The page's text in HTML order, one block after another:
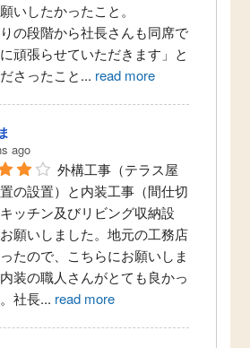
いしたかったこと。
の段階から社長さんも同席で
に頑張らせていただきます」と
さったこと... read more
ago
外構工事（テラス屋
の設置）と内装工事（間仕切
ッチン及びリビング収納設
願いしました。地元の工務店
たので、こちらにお願いしま
装の職人さんがとても良かっ
社長... read more